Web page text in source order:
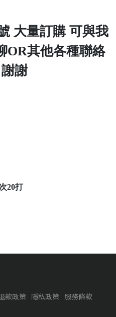
大量訂購 可與我
OR其他各種聯絡
謝
20打
款政策 隱私政策 服務條款